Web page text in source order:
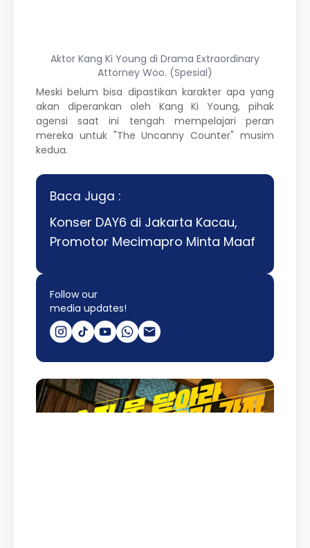
Aktor Kang Ki Young di Drama Extraordinary
Attorney Woo. (Spesial)
Meski belum bisa dipastikan karakter apa yang
akan diperankan oleh Kang Ki Young, pihak
agensi saat ini tengah mempelajari peran
mereka untuk "The Uncanny Counter" musim
kedua.
Baca Juga :
Konser DAY6 di Jakarta Kacau,
Promotor Mecimapro Minta Maaf
Follow our
media updates!